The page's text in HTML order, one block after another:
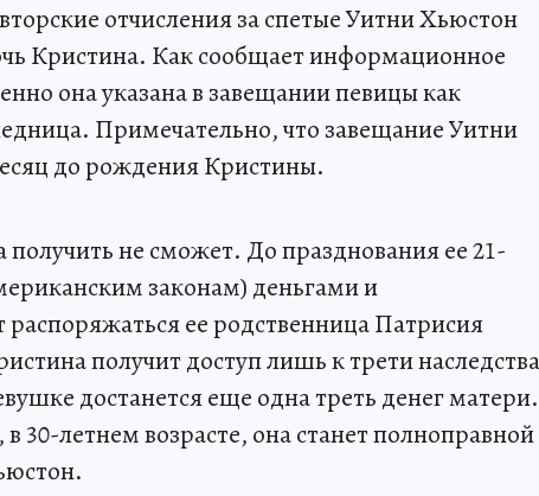
отчисления за спетые Уитни Хьюстон
Кристина. Как сообщает информационное
она указана в завещании певицы как
Примечательно, что завещание Уитни
до рождения Кристины.
получить не сможет. До празднования ее 21-
законам) деньгами и
ее родственница Патрисия
получит доступ лишь к трети
достанется еще одна треть денег матери.
30-летнем возрасте, она станет полноправной